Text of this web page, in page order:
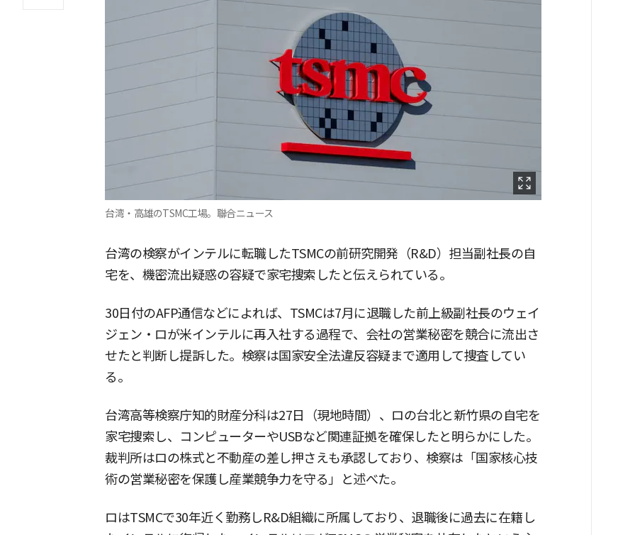
台湾・高雄のTSMC工場。聯合ニュース
台湾の検察がインテルに転職したTSMCの前研究開発（R&D）担当副社長の自
宅を、機密流出疑惑の容疑で家宅捜索したと伝えられている。
30日付のAFP通信などによれば、TSMCは7月に退職した前上級副社長のウェイ
ジェン・ロが米インテルに再入社する過程で、会社の営業秘密を競合に流出さ
せたと判断し提訴した。検察は国家安全法違反容疑まで適用して捜査してい
る。
台湾高等検察庁知的財産分科は27日（現地時間）、ロの台北と新竹県の自宅を
家宅捜索し、コンピューターやUSBなど関連証拠を確保したと明らかにした。
裁判所はロの株式と不動産の差し押さえも承認しており、検察は「国家核心技
術の営業秘密を保護し産業競争力を守る」と述べた。
ロはTSMCで30年近く勤務しR&D組織に所属しており、退職後に過去に在籍し